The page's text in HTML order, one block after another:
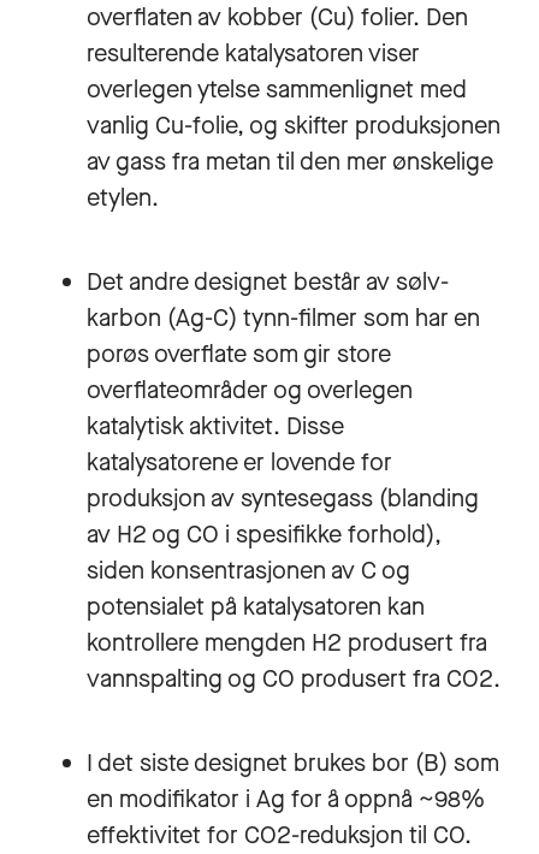
overflaten av kobber (Cu) folier. Den
resulterende katalysatoren viser
overlegen ytelse sammenlignet med
vanlig Cu-folie, og skifter produksjonen
av gass fra metan til den mer ønskelige
etylen.
Det andre designet består av sølv-
karbon (Ag-C) tynn-filmer som har en
porøs overflate som gir store
overflateområder og overlegen
katalytisk aktivitet. Disse
katalysatorene er lovende for
produksjon av syntesegass (blanding
av H2 og CO i spesifikke forhold),
siden konsentrasjonen av C og
potensialet på katalysatoren kan
kontrollere mengden H2 produsert fra
vannspalting og CO produsert fra CO2.
I det siste designet brukes bor (B) som
en modifikator i Ag for å oppnå ~98%
effektivitet for CO2-reduksjon til CO.